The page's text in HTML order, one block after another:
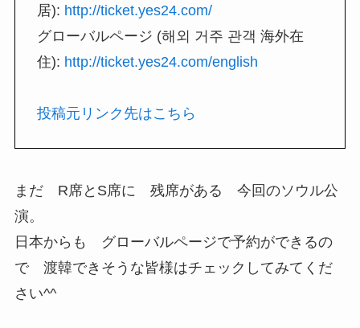
居): http://ticket.yes24.com/
グローバルページ (해외 거주 관객 海外在
住): http://ticket.yes24.com/english
投稿元リンク先はこちら
まだ R席とS席に 残席がある 今回のソウル公
演。
日本からも グローバルページで予約ができるの
で 渡韓できそうな皆様はチェックしてみてくだ
さい^^